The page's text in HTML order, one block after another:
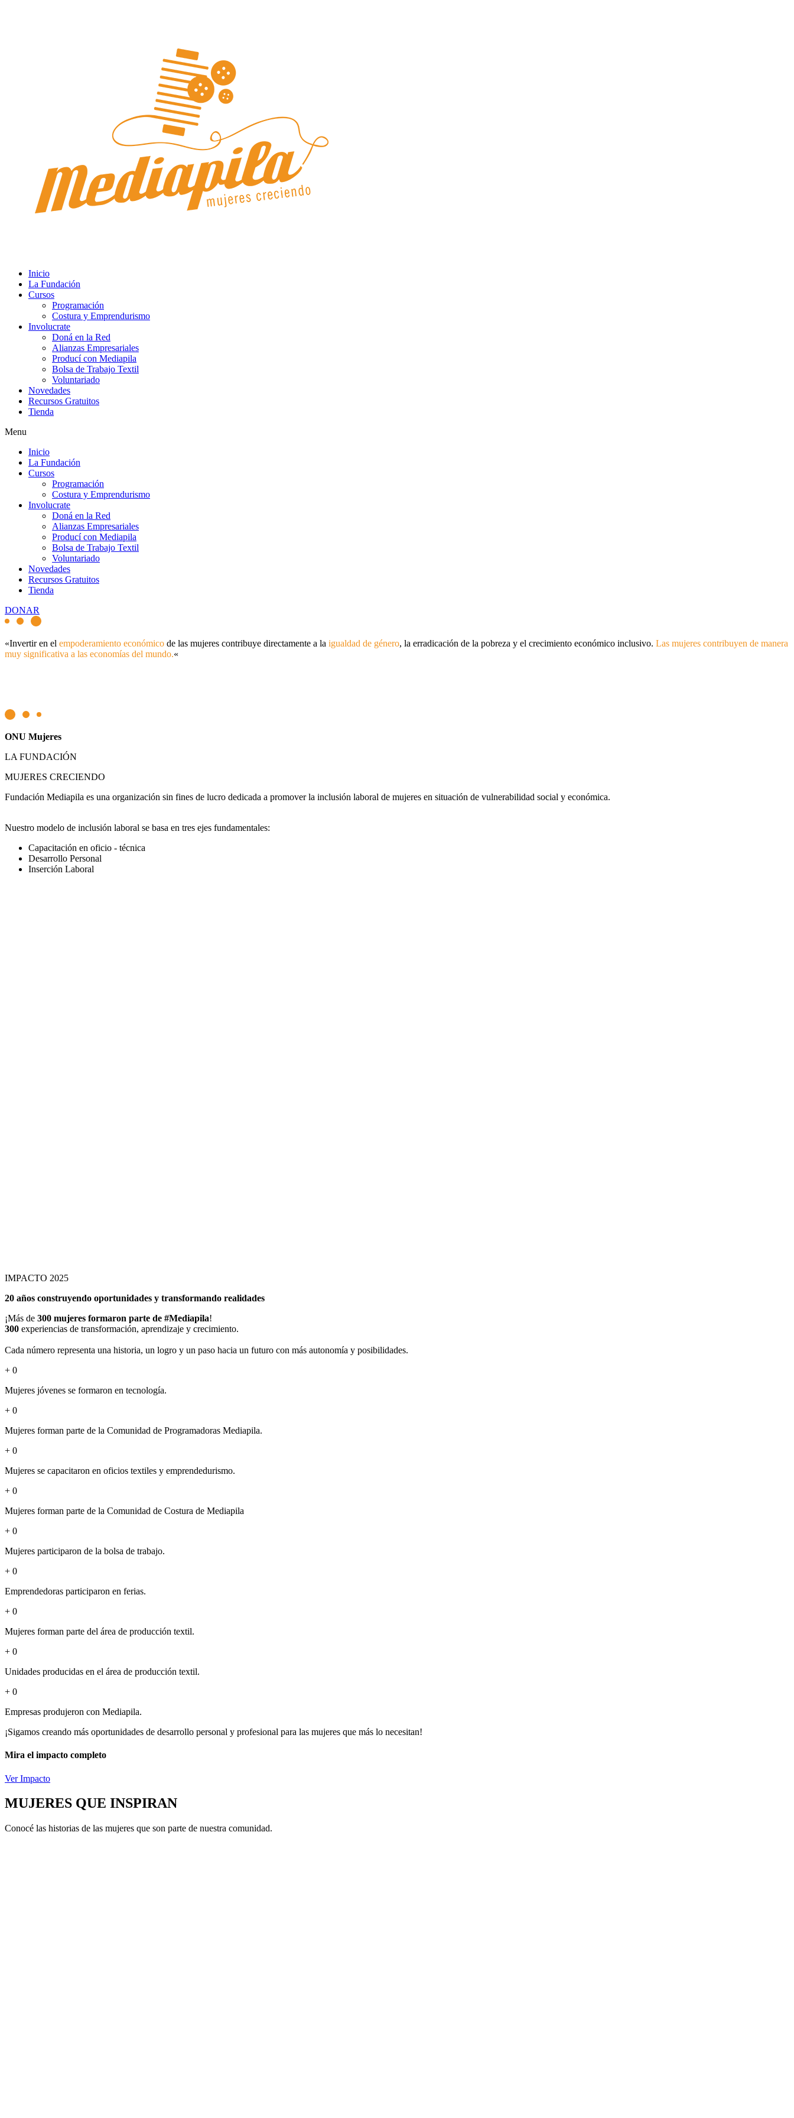
Inicio
La Fundación
Cursos
Programación
Costura y Emprendurismo
Involucrate
Doná en la Red
Alianzas Empresariales
Producí con Mediapila
Bolsa de Trabajo Textil
Voluntariado
Novedades
Recursos Gratuitos
Tienda
Menu
Inicio
La Fundación
Cursos
Programación
Costura y Emprendurismo
Involucrate
Doná en la Red
Alianzas Empresariales
Producí con Mediapila
Bolsa de Trabajo Textil
Voluntariado
Novedades
Recursos Gratuitos
Tienda
DONAR
«Invertir en el empoderamiento económico de las mujeres contribuye directamente a la igualdad de género, la erradicación de la pobreza y el crecimiento económico inclusivo. Las mujeres contribuyen de manera
muy significativa a las economías del mundo.«
ONU Mujeres
LA FUNDACIÓN
MUJERES CRECIENDO
Fundación Mediapila es una organización sin fines de lucro dedicada a promover la inclusión laboral de mujeres en situación de vulnerabilidad social y económica.
Nuestro modelo de inclusión laboral se basa en tres ejes fundamentales:
Capacitación en oficio - técnica
Desarrollo Personal
Inserción Laboral
IMPACTO 2025
20 años construyendo oportunidades y transformando realidades
¡Más de 300 mujeres formaron parte de #Mediapila!
300 experiencias de transformación, aprendizaje y crecimiento.
Cada número representa una historia, un logro y un paso hacia un futuro con más autonomía y posibilidades.
+ 0
Mujeres jóvenes se formaron en tecnología.
+ 0
Mujeres forman parte de la Comunidad de Programadoras Mediapila.
+ 0
Mujeres se capacitaron en oficios textiles y emprendedurismo.
+ 0
Mujeres forman parte de la Comunidad de Costura de Mediapila
+ 0
Mujeres participaron de la bolsa de trabajo.
+ 0
Emprendedoras participaron en ferias.
+ 0
Mujeres forman parte del área de producción textil.
+ 0
Unidades producidas en el área de producción textil.
+ 0
Empresas produjeron con Mediapila.
¡Sigamos creando más oportunidades de desarrollo personal y profesional para las mujeres que más lo necesitan!
Mira el impacto completo
Ver Impacto
MUJERES QUE INSPIRAN
Conocé las historias de las mujeres que son parte de nuestra comunidad.